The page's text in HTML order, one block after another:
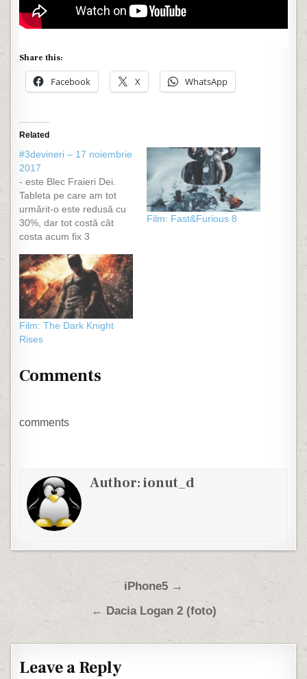
Share this:
Facebook X WhatsApp
Related
#3devineri – 17 noiembrie
2017
- este Blec Fraieri Dei.
Tableta pe care am tot
urmărit-o este redusă cu
30%, dar tot costă cât
costa acum fix 3
celelalte. Matematica
asta... - PSD București
este pe lista angajatorilor
care nu au plătit
contribuțiile CAS și CASS.
Este criză, na... …
Film: Fast&Furious 8
Film: The Dark Knight
Rises
Comments
comments
Author:ionut_d
Post navigationiPhone5 →
← Dacia Logan 2 (foto)
Leave a Reply